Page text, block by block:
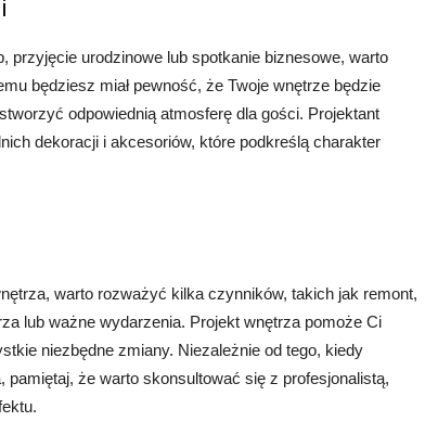
przyjęcie urodzinowe lub spotkanie biznesowe, warto
będziesz miał pewność, że Twoje wnętrze będzie
odpowiednią atmosferę dla gości. Projektant
dekoracji i akcesoriów, które podkreślą charakter
warto rozważyć kilka czynników, takich jak remont,
lub ważne wydarzenia. Projekt wnętrza pomoże Ci
niezbędne zmiany. Niezależnie od tego, kiedy
że warto skonsultować się z profesjonalistą,